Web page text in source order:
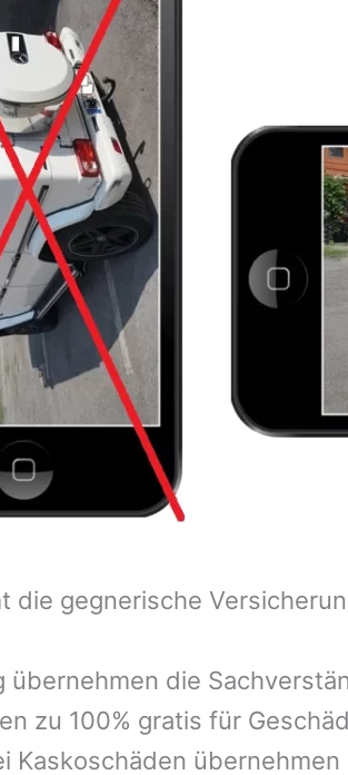
die gegnerische
übernehmen die
zu 100% gratis für
Kaskoschäden